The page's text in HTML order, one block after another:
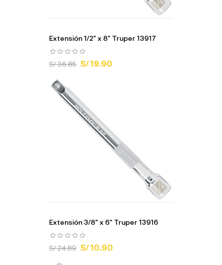
Extensión 1/2" x 8" Truper 13917
S/ 36.85 S/ 19.90
Extensión 3/8" x 6" Truper 13916
S/ 24.89 S/ 10.90